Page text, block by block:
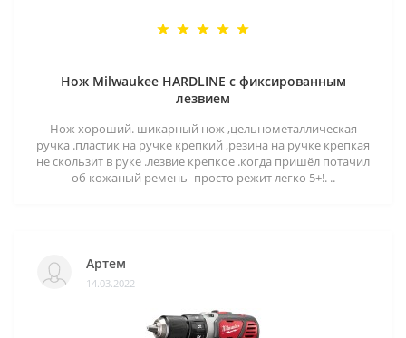
Нож Milwaukee HARDLINE с фиксированным
лезвием
Нож хороший. шикарный нож ,цельнометаллическая
ручка .пластик на ручке крепкий ,резина на ручке крепкая
не скользит в руке .лезвие крепкое .когда пришёл потачил
об кожаный ремень -просто режит легко 5+!. ..
Артем
14.03.2022